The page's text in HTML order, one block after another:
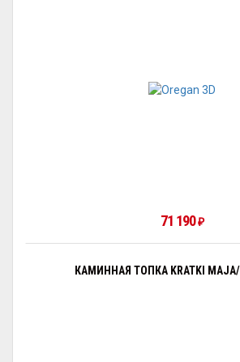
71 190₽
КАМИННАЯ ТОПКА KRATKI